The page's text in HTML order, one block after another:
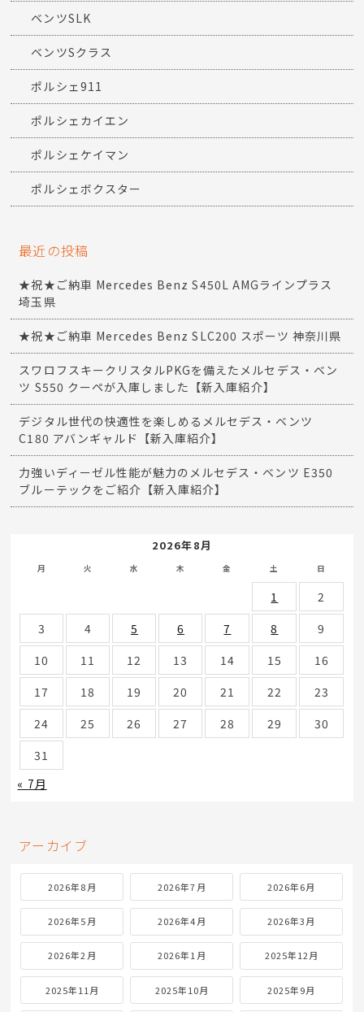
ベンツSLK
ベンツSクラス
ポルシェ911
ポルシェカイエン
ポルシェケイマン
ポルシェボクスター
最近の投稿
★祝★ご納車 Mercedes Benz S450L AMGラインプラス
埼玉県
★祝★ご納車 Mercedes Benz SLC200 スポーツ 神奈川県
スワロフスキークリスタルPKGを備えたメルセデス・ベン
ツ S550 クーペが入庫しました【新入庫紹介】
デジタル世代の快適性を楽しめるメルセデス・ベンツ
C180 アバンギャルド【新入庫紹介】
力強いディーゼル性能が魅力のメルセデス・ベンツ E350
ブルーテックをご紹介【新入庫紹介】
2026年8月
月 火 水 木 金 土 日
1
2
3
4 5 6 7 8
9
10
11 12 13 14 15
16
17
18 19 20 21 22
23
24
25 26 27 28 29
30
31
« 7月
アーカイブ
2026年8月 2026年7月 2026年6月
2026年5月 2026年4月 2026年3月
2026年2月 2026年1月 2025年12月
2025年11月 2025年10月 2025年9月